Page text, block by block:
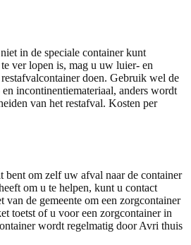
in de speciale container kunt
ver lopen is, mag u uw luier- en
doen. Gebruik wel de
incontinentiemateriaal, anders wordt
van het restafval. Kosten per
bent om zelf uw afval naar de container
om u te helpen, kunt u contact
van de gemeente om een zorgcontainer
toetst of u voor een zorgcontainer in
wordt regelmatig door Avri thuis